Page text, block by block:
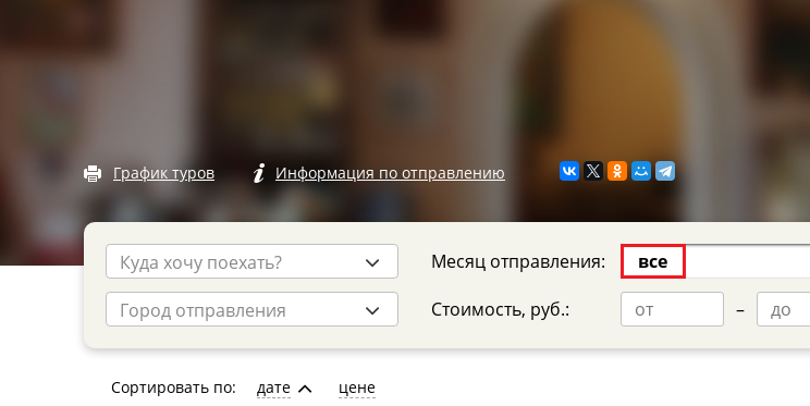
График туров Информация по отправлению
Куда хочу поехать?
Город отправления
Месяц отправления:
все
Стоимость, руб.:
–
Сортировать по: дате цене